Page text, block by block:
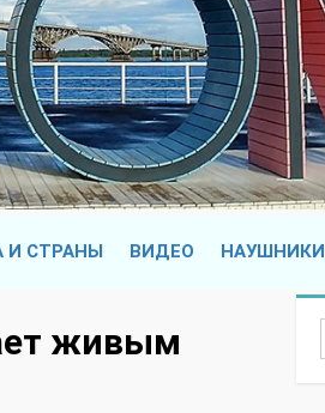
И СТРАНЫ ВИДЕО НАУШНИКИ
живым